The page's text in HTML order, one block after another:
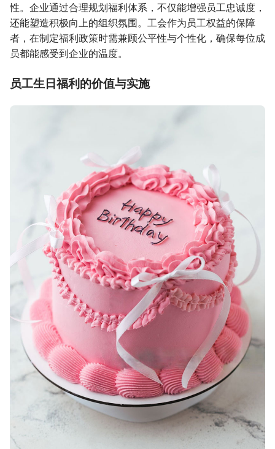
性。企业通过合理规划福利体系，不仅能增强员工忠诚度，
还能塑造积极向上的组织氛围。工会作为员工权益的保障
者，在制定福利政策时需兼顾公平性与个性化，确保每位成
员都能感受到企业的温度。
员工生日福利的价值与实施